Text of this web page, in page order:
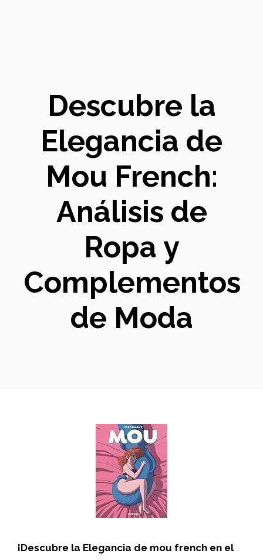
Descubre la
Elegancia de
Mou French:
Análisis de
Ropa y
Complementos
de Moda
¡Descubre la Elegancia de mou french en el